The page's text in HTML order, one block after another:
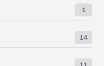
1
14